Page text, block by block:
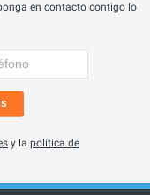
en contacto contigo lo
y la política de